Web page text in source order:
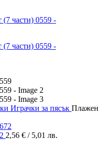
Играчки за пясък Плажен
2,56 € / 5,01 лв.